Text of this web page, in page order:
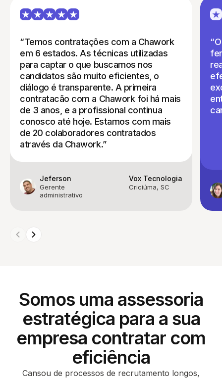
“Temos contratações com a Chawork
em 6 estados. As técnicas utilizadas
para captar o que buscamos nos
candidatos são muito eficientes, o
diálogo é transparente. A primeira
contratacão com a Chawork foi há mais
de 3 anos, e a profissional continua
conosco até hoje. Estamos com mais
de 20 colaboradores contratados
através da Chawork.”
Jeferson
Gerente
administrativo
Vox Tecnologia
Criciúma, SC
Somos uma assessoria
estratégica para a sua
empresa contratar com
eficiência
Cansou de processos de recrutamento longos,